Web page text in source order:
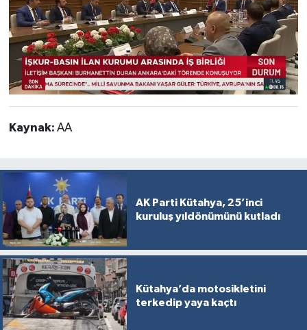
Kaynak: AA
AK Parti Kütahya, 25’inci
kuruluş yıldönümünü kutladı
Kütahya’da motosikletini
terkedip yaya kaçtı